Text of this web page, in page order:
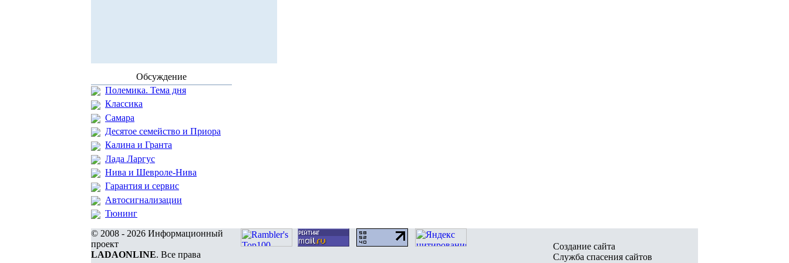
Обсуждение
Полемика. Тема дня
Классика
Самара
Десятое семейство и Приора
Калина и Гранта
Лада Ларгус
Нива и Шевроле-Нива
Гарантия и сервис
Автосигнализации
Тюнинг
© 2008 - 2026 Информационный
проект
LADAONLINE. Все права
Создание сайта
Служба спасения сайтов